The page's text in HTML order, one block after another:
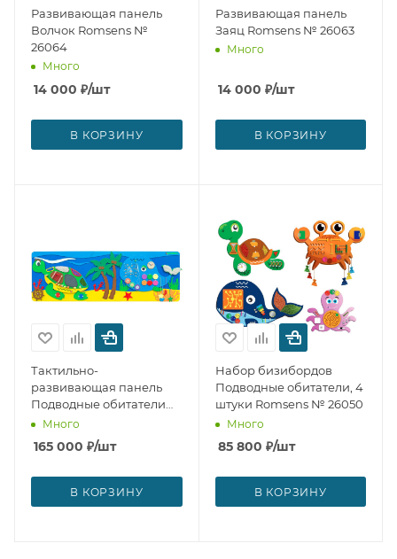
Развивающая панель
Волчок Romsens №
26064
Много
14 000 ₽/шт
В КОРЗИНУ
Развивающая панель
Заяц Romsens № 26063
Много
14 000 ₽/шт
В КОРЗИНУ
Тактильно-
развивающая панель
Подводные обитатели
Romsens № 26051
Много
165 000 ₽/шт
В КОРЗИНУ
Набор бизибордов
Подводные обитатели, 4
штуки Romsens № 26050
Много
85 800 ₽/шт
В КОРЗИНУ